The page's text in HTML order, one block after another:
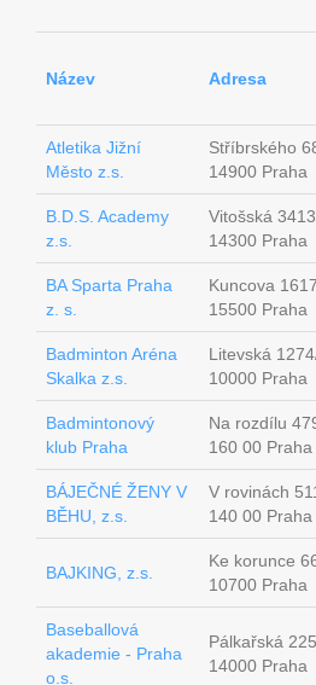
Název Adresa
Atletika Jižní
Město z.s.
Stříbrského
14900 Praha
B.D.S. Academy
z.s.
Vitošská
14300 Praha
BA Sparta Praha
z. s.
Kuncova
15500 Praha
Badminton Aréna
Skalka z.s.
Litevská
10000 Praha
Badmintonový
klub Praha
Na rozdílu
160 00 Praha
BÁJEČNÉ ŽENY V
BĚHU, z.s.
V rovinách
140 00 Praha
BAJKING, z.s.
Ke korunce
10700 Praha
Baseballová
akademie - Praha
o.s.
Pálkařská
14000 Praha